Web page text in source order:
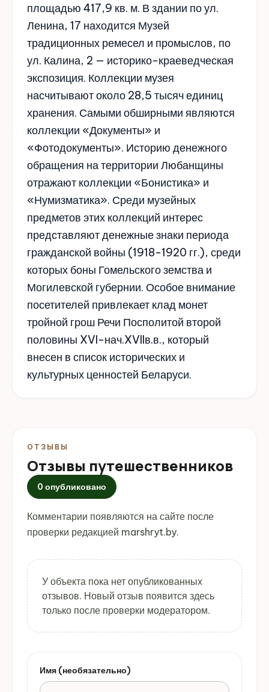
площадью 417,9 кв. м. В здании по ул.
Ленина, 17 находится Музей
традиционных ремесел и промыслов, по
ул. Калина, 2 — историко-краеведческая
экспозиция. Коллекции музея
насчитывают около 28,5 тысяч единиц
хранения. Самыми обширными являются
коллекции «Документы» и
«Фотодокументы». Историю денежного
обращения на территории Любанщины
отражают коллекции «Бонистика» и
«Нумизматика». Среди музейных
предметов этих коллекций интерес
представляют денежные знаки периода
гражданской войны (1918-1920 гг.), среди
которых боны Гомельского земства и
Могилевской губернии. Особое внимание
посетителей привлекает клад монет
тройной грош Речи Посполитой второй
половины XVI-нач.XVIIв.в., который
внесен в список исторических и
культурных ценностей Беларуси.
ОТЗЫВЫ
Отзывы путешественников
0 опубликовано
Комментарии появляются на сайте после
проверки редакцией marshryt.by.
У объекта пока нет опубликованных
отзывов. Новый отзыв появится здесь
только после проверки модератором.
Имя (необязательно)